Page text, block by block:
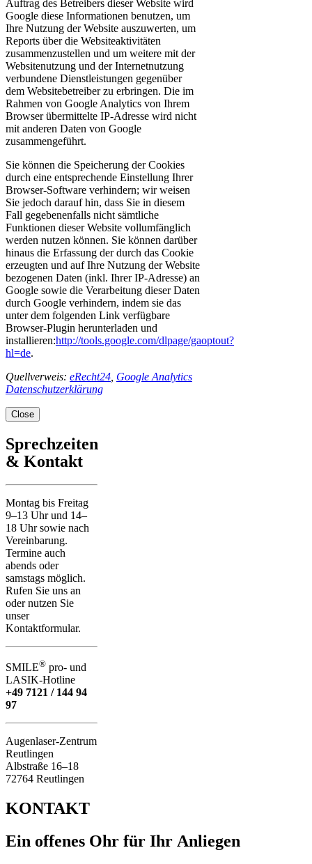
Auftrag des Betreibers dieser Website wird
Google diese Informationen benutzen, um
Ihre Nutzung der Website auszuwerten, um
Reports über die Websiteaktivitäten
zusammenzustellen und um weitere mit der
Websitenutzung und der Internetnutzung
verbundene Dienstleistungen gegenüber
dem Websitebetreiber zu erbringen. Die im
Rahmen von Google Analytics von Ihrem
Browser übermittelte IP-Adresse wird nicht
mit anderen Daten von Google
zusammengeführt.
Sie können die Speicherung der Cookies
durch eine entsprechende Einstellung Ihrer
Browser-Software verhindern; wir weisen
Sie jedoch darauf hin, dass Sie in diesem
Fall gegebenenfalls nicht sämtliche
Funktionen dieser Website vollumfänglich
werden nutzen können. Sie können darüber
hinaus die Erfassung der durch das Cookie
erzeugten und auf Ihre Nutzung der Website
bezogenen Daten (inkl. Ihrer IP-Adresse) an
Google sowie die Verarbeitung dieser Daten
durch Google verhindern, indem sie das
unter dem folgenden Link verfügbare
Browser-Plugin herunterladen und
installieren:http://tools.google.com/dlpage/gaoptout?
hl=de.
Quellverweis: eRecht24 Google Analytics
Datenschutzerklärung
Close
Sprechzeiten
& Kontakt
Montag bis Freitag
9–13 Uhr und 14–
18 Uhr sowie nach
Vereinbarung.
Termine auch
abends oder
samstags möglich.
Rufen Sie uns an
oder nutzen Sie
unser
Kontaktformular.
SMILE® pro- und
LASIK-Hotline
+49 7121 / 144 94
97
Augenlaser-Zentrum
Reutlingen
Albstraße 16–18
72764 Reutlingen
KONTAKT
Ein offenes Ohr für Ihr Anliegen